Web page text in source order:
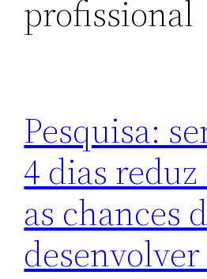
profissional
Pesquisa:
4 dias
as chances